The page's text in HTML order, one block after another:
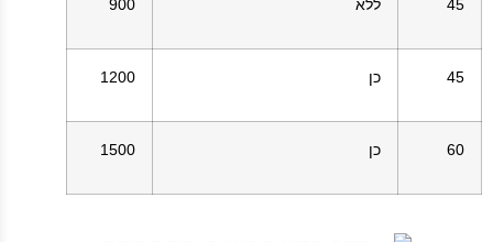
45 ללא 900
45 כן 1200
60 כן 1500